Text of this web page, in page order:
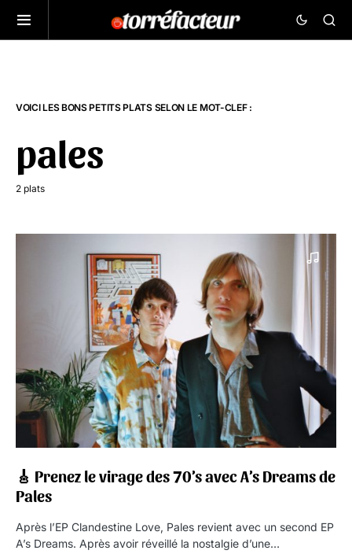
VOICI LES BONS PETITS PLATS SELON LE MOT-CLEF :
pales
2 plats
🎸 Prenez le virage des 70’s avec A’s Dreams de
Pales
Après l’EP Clandestine Love, Pales revient avec un second EP
A’s Dreams. Après avoir réveillé la nostalgie d’une…